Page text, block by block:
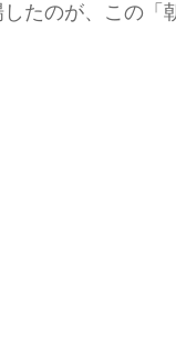
たのが、この「